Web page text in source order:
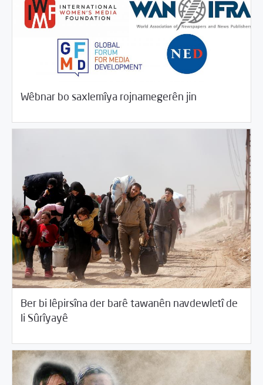
Wêbnar bo saxlemîya rojnamegerên jin
Ber bi lêpirsîna der barê tawanên navdewletî de
li Sûrîyayê
19/2018 Pirtûkxaneya Vîdyoyan